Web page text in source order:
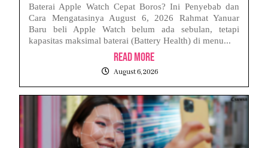
Baterai Apple Watch Cepat Boros? Ini Penyebab dan
Cara Mengatasinya August 6, 2026 Rahmat Yanuar
Baru beli Apple Watch belum ada sebulan, tetapi
kapasitas maksimal baterai (Battery Health) di menu...
Read More
August 6, 2026